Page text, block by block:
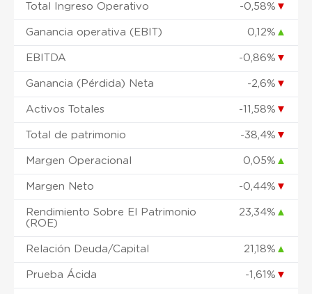
Total Ingreso Operativo -0,58% ▼
Ganancia operativa (EBIT) 0,12% ▲
EBITDA -0,86% ▼
Ganancia (Pérdida) Neta -2,6% ▼
Activos Totales -11,58% ▼
Total de patrimonio -38,4% ▼
Margen Operacional 0,05% ▲
Margen Neto -0,44% ▼
Rendimiento Sobre El Patrimonio
(ROE)
23,34% ▲
Relación Deuda/Capital 21,18% ▲
Prueba Ácida -1,61% ▼